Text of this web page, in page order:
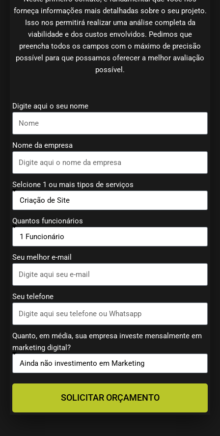
forneça informações mais detalhadas sobre o seu projeto.
Isso nos permitirá realizar uma análise completa da
viabilidade e dos custos envolvidos. Pedimos que
preencha todos os campos com o máximo de precisão
possível para que possamos oferecer a melhor avaliação
possível.
Digite aqui o seu nome
Nome da empresa
Selcione 1 ou mais tipos de serviços
Quantos funcionários
Seu melhor e-mail
Seu telefone
Quanto, em média, sua empresa investe mensalmente em
marketing digital?
SOLICITAR ORÇAMENTO